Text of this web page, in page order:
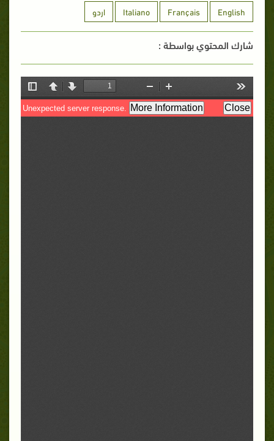
English
Français
Italiano اردو
شارك المحتوي بواسطة :